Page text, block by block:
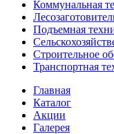
Коммунальная
Подъемная
Строительное
Транспортная
Главная
Каталог
Акции
Галерея